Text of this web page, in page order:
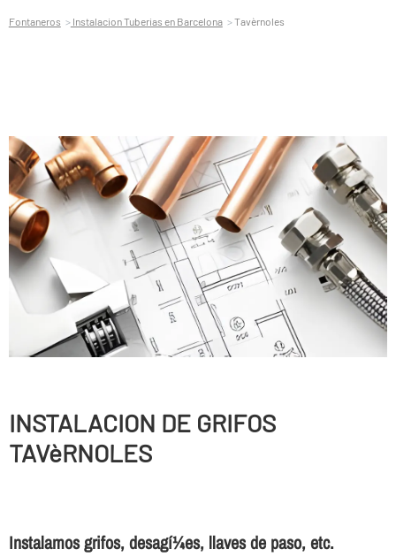
Fontaneros Instalacion Tuberias en Barcelona Tavèrnoles
INSTALACION DE GRIFOS
TAVèRNOLES
Instalamos grifos, desagí¼es, llaves de paso, etc.